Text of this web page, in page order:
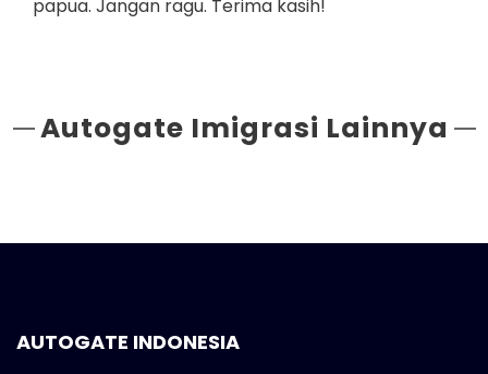
papua. Jangan ragu. Terima kasih!
Autogate Imigrasi Lainnya
AUTOGATE INDONESIA